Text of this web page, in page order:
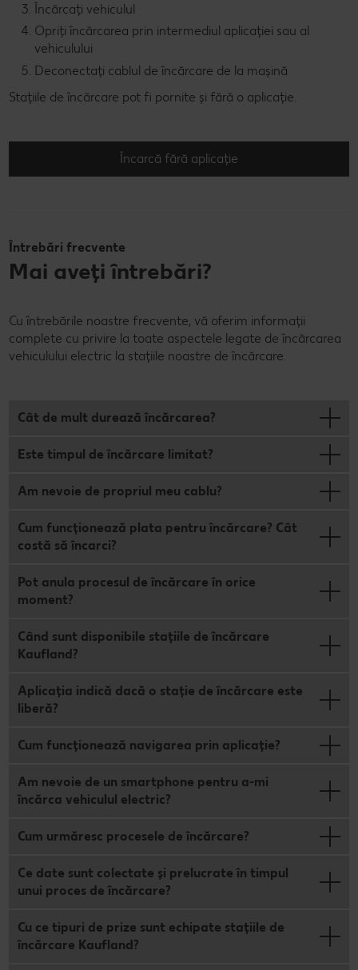
Încărcați vehiculul
Opriți încărcarea prin intermediul aplicației sau al
vehiculului
Deconectați cablul de încărcare de la mașină
Stațiile de încărcare pot fi pornite și fără o aplicație.
Încarcă fără aplicație
Întrebări frecvente
Mai aveți întrebări?
Cu întrebările noastre frecvente, vă oferim informații
complete cu privire la toate aspectele legate de încărcarea
vehiculului electric la stațiile noastre de încărcare.
Cât de mult durează încărcarea?
Este timpul de încărcare limitat?
Am nevoie de propriul meu cablu?
Cum funcționează plata pentru încărcare? Cât
costă să încarci?
Pot anula procesul de încărcare în orice
moment?
Când sunt disponibile stațiile de încărcare
Kaufland?
Aplicația indică dacă o stație de încărcare este
liberă?
Cum funcționează navigarea prin aplicație?
Am nevoie de un smartphone pentru a-mi
încărca vehiculul electric?
Cum urmăresc procesele de încărcare?
Ce date sunt colectate și prelucrate în timpul
unui proces de încărcare?
Cu ce tipuri de prize sunt echipate stațiile de
încărcare Kaufland?